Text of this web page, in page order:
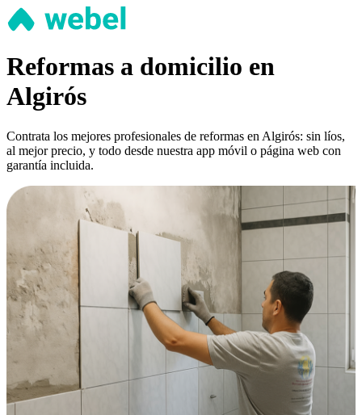
Reformas a domicilio en
Algirós
Contrata los mejores profesionales de reformas en Algirós: sin líos,
al mejor precio, y todo desde nuestra app móvil o página web con
garantía incluida.